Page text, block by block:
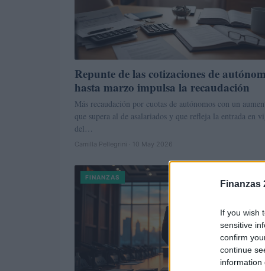
Finanzas
If you wish
sensitive
confirm
continue
information
Repunte de las cotizaciones de
hasta marzo impulsa la recaudación
Más recaudación por cuotas de autónomos con un
que supera al de asalariados y que refleja la entrada en
del…
Camilla Pellegrini · 10 May 2026
FINANZAS